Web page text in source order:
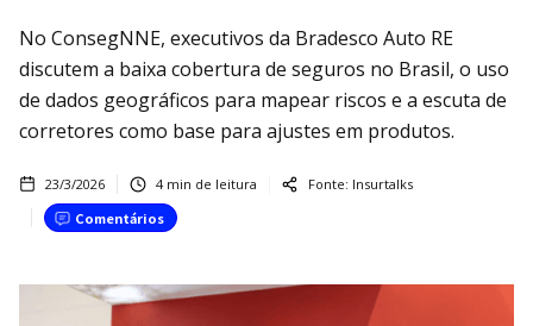
No ConsegNNE, executivos da Bradesco Auto RE
discutem a baixa cobertura de seguros no Brasil, o uso
de dados geográficos para mapear riscos e a escuta de
corretores como base para ajustes em produtos.
23/3/2026 4min de leitura Fonte: Insurtalks
Comentários